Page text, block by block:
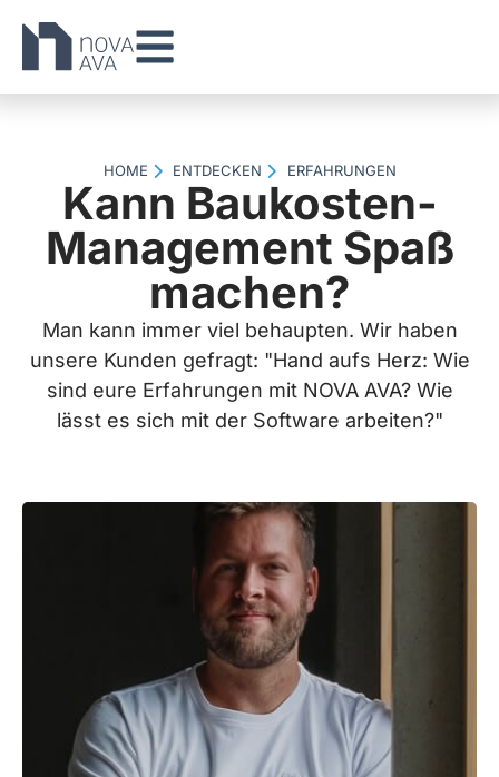
HOME ENTDECKEN ERFAHRUNGEN
Kann Baukosten-
Management Spaß
machen?
Man kann immer viel behaupten. Wir haben
unsere Kunden gefragt: "Hand aufs Herz: Wie
sind eure Erfahrungen mit NOVA AVA? Wie
lässt es sich mit der Software arbeiten?"